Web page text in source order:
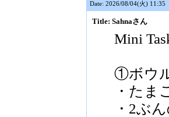
Date: 2026/08/04(火) 11:35
Title: Sahnaさん
Mini
①ボウ
・たま
・2ぶ